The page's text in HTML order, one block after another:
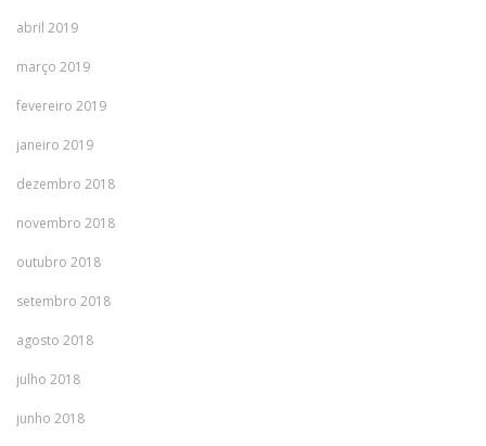
abril 2019
março 2019
fevereiro 2019
janeiro 2019
dezembro 2018
novembro 2018
outubro 2018
setembro 2018
agosto 2018
julho 2018
junho 2018